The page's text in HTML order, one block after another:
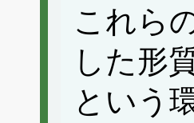
これら
した形
という